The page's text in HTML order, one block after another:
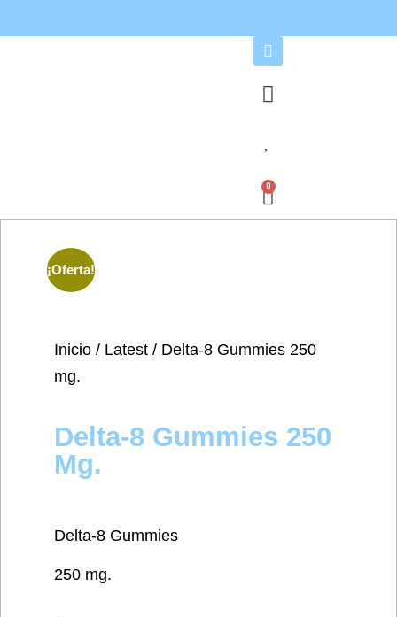
0
¡Oferta!
Inicio / Latest / Delta-8 Gummies 250
mg.
Delta-8 Gummies 250
Mg.
Delta-8 Gummies
250 mg.